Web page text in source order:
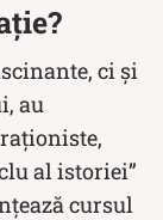
ci și
au
al istoriei”
cursul